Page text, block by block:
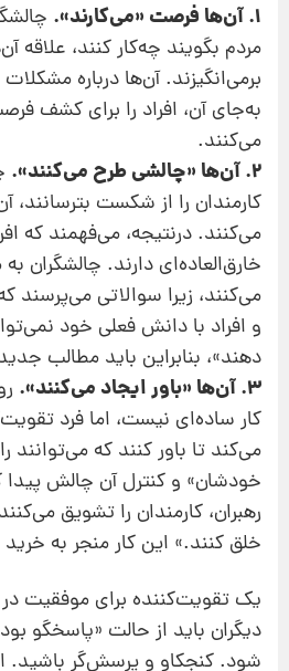
1. آن‌ها فرصت «می‌کارند».
مردم بگویند چه‌کار کنند، علاقه‌
برمی‌انگیزند. آن‌ها درباره
به‌جای آن،‌‌ افراد را برای کشف
می‌کنند.
2. آن‌ها «چالشی طرح می‌کنند».
کارمندان را از شکست بترسانند،
می‌کنند. درنتیجه،‌ می‌فهمند که
خارق‌العاده‌ای دارند. چالشگران
می‌کنند، زیرا سوالاتی می‌پرسند
و افراد با دانش فعلی خود
دهند»، بنابراین باید مطالب
3. آن‌ها «باور ایجاد می‌کنند».
کار ساده‌ای نیست، ‌اما فرد
می‌کند تا باور کنند که می‌توانند
خودشان» و کنترل آن چالش پیدا
رهبران، کارمندان را تشویق
خلق کنند.» این کار منجر به
یک تقویت‌کننده برای موفقیت
دیگران باید از حالت «پاسخگو
شود. کنجکاو و پرسش‌گر باشید.